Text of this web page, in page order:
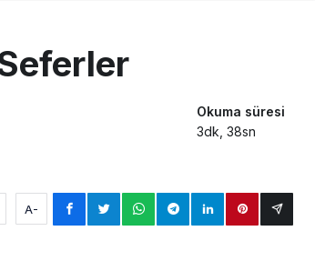
ve Yer Hizmeti Çalışanları Gazeteci Olmaya
Okuma süresi
3dk, 38sn
A-